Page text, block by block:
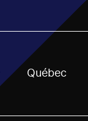
be applied
Québec